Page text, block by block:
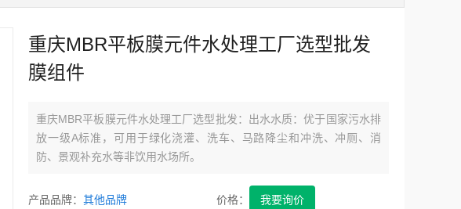
重庆MBR平板膜元件水处理工厂选型批发
膜组件
重庆MBR平板膜元件水处理工厂选型批发：出水水质：优于国家污水排
放一级A标准，可用于绿化浇灌、洗车、马路降尘和冲洗、冲厕、消
防、景观补充水等非饮用水场所。
产品品牌： 其他品牌 价格： 我要询价